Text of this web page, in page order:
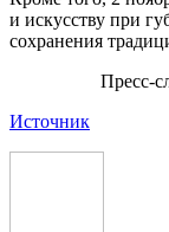
и искусству при
сохранения
Пресс-
Источник